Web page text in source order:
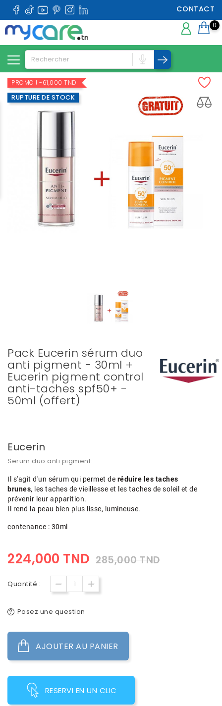
CONTACT
0
PROMO ! -61,000 TND
RUPTURE DE STOCK
Pack Eucerin sérum duo
anti pigment - 30ml +
Eucerin pigment control
anti-taches spf50+ -
50ml (offert)
Eucerin
Serum duo anti pigment:
Il s'agit d'un sérum qui permet de réduire les taches
brunes, les taches de vieillesse et les taches de soleil et de
prévenir leur apparition.
Il rend la peau bien plus lisse, lumineuse.
contenance : 30ml
224,000 TND 285,000 TND
Quantité :
Posez une question
AJOUTER AU PANIER
RESERVI EN UN CLIC